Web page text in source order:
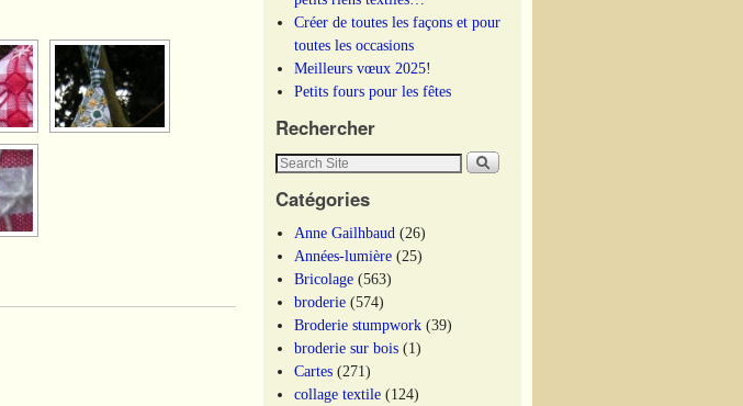
Créer de toutes les façons et pour
toutes les occasions
Meilleurs vœux 2025!
Petits fours pour les fêtes
Rechercher
Catégories
Anne Gailhbaud (26)
Années-lumière (25)
Bricolage (563)
broderie (574)
Broderie stumpwork (39)
broderie sur bois (1)
Cartes (271)
collage textile (124)